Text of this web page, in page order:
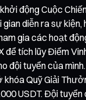
động Cuộc
diễn ra sự kiện,
gia các hoạt
để tích lũy Điểm
đội tuyển của
khóa Quỹ Giải
USDT. Đội